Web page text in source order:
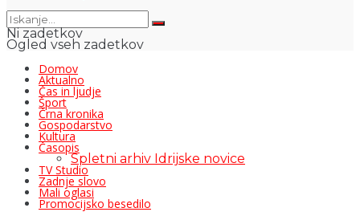
Ni zadetkov
Ogled vseh zadetkov
Domov
Aktualno
Čas in ljudje
Šport
Črna kronika
Gospodarstvo
Kultura
Časopis
Spletni arhiv Idrijske novice
TV Studio
Zadnje slovo
Mali oglasi
Promocijsko besedilo